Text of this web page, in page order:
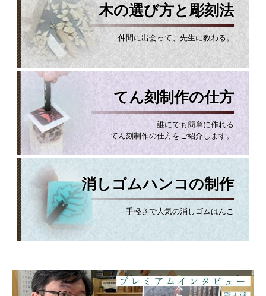
木の選び方と彫刻法
仲間に出会って、先生に教わる。
てん刻制作の仕方
誰にでも簡単に作れる
てん刻制作の仕方をご紹介します。
消しゴムハンコの制作
手軽さで人気の消しゴムはんこ